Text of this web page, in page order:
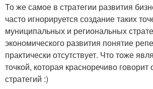
То же самое в стратегии развития
часто игнорируется создание таких
муниципальных и региональных
экономического развития понятие
практически отсутствует. Что тоже
точкой, которая красноречиво говорит
стратегий :)